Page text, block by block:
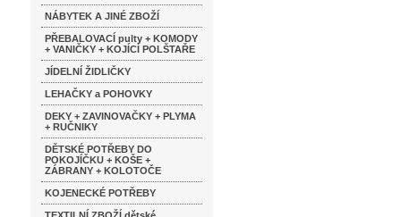
NÁBYTEK A JINÉ ZBOŽÍ
PŘEBALOVACÍ pulty + KOMODY
+ VANIČKY + KOJÍCÍ POLŠTAŘE
JÍDELNÍ ŽIDLIČKY
LEHAČKY a POHOVKY
DEKY + ZAVINOVAČKY + PLYMA
+ RUČNIKY
DĚTSKÉ POTŘEBY DO
POKOJÍČKU + KOŠE +
ZÁBRANY + KOLOTOČE
KOJENECKÉ POTŘEBY